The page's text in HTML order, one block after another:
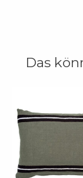
Das
Produkt-